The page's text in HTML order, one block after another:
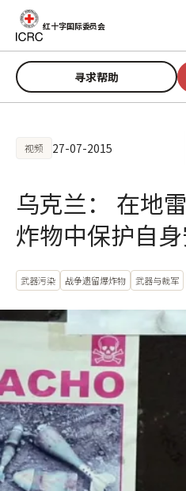
跳至主要内容
红十字国际委员会
寻求帮助
视频 27-07-2015
乌克兰： 在地
炸物中保护自
武器污染 战争遗留爆炸物 武器与裁军